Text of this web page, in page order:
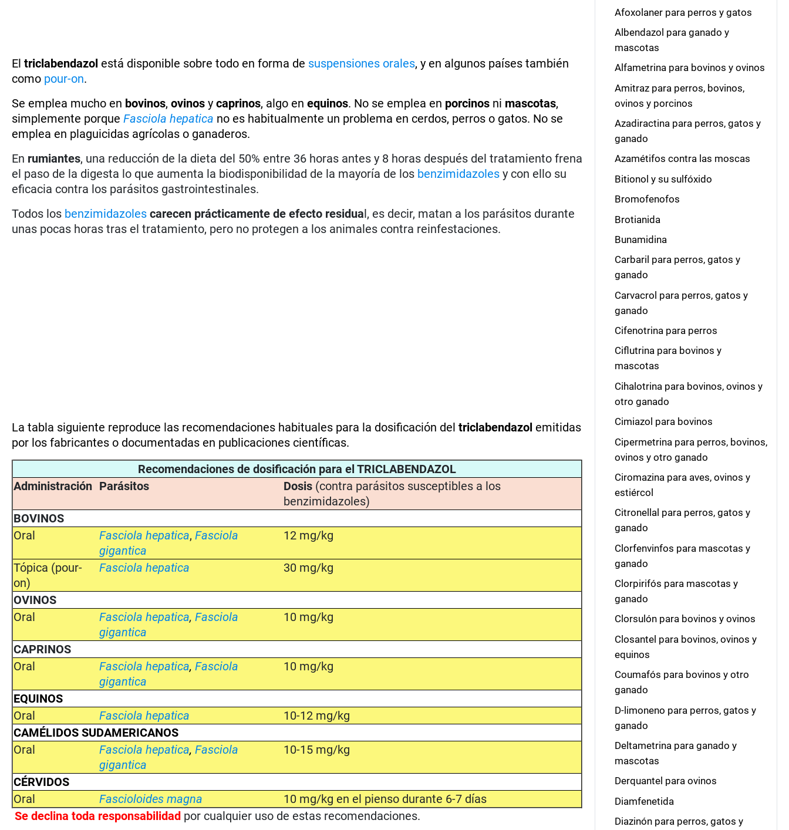
Eltriclabendazol está disponible sobre todo en forma de suspensiones orales, y en algunos países también
como pour-on.
Se emplea mucho en bovinos,ovinos ycaprinos, algo enequinos. No se emplea en porcinos ni mascotas,
simplemente porqueFasciola hepatica no es habitualmente un problema en cerdos, perros o gatos. No se
emplea en plaguicidas agrícolas o ganaderos.
En rumiantes, una reducción de la dieta del 50% entre 36 horas antes y 8 horas después del tratamiento frena
el paso de la digesta lo que aumenta la biodisponibilidad de la mayoría de los benzimidazoles y con ello su
eficacia contra los parásitos gastrointestinales.
Todos los benzimidazoles carecen prácticamente de efecto residual, es decir, matan a los parásitos durante
unas pocas horas tras el tratamiento, pero no protegen a los animales contra reinfestaciones.
La tabla siguiente reproduce las recomendaciones habituales para la dosificación deltriclabendazol emitidas
por los fabricantes o documentadas en publicaciones científicas.
Recomendaciones de dosificación para el TRICLABENDAZOL
Administración Parásitos Dosis (contra parásitos susceptibles a los
benzimidazoles)
BOVINOS
Oral
Fasciola hepatica,Fasciola
gigantica
12 mg/kg
Tópica (pour-
on)
Fasciola hepatica 30 mg/kg
OVINOS
Oral
Fasciola hepatica,Fasciola
gigantica
10 mg/kg
CAPRINOS
Oral
Fasciola hepatica,Fasciola
gigantica
10 mg/kg
EQUINOS
Oral
Fasciola hepatica
10-12 mg/kg
CAMÉLIDOS SUDAMERICANOS
Oral
Fasciola hepatica,Fasciola
gigantica
10-15 mg/kg
CÉRVIDOS
Oral
Fascioloides magna
10 mg/kg en el pienso durante 6-7 días
Se declina toda responsabilidad por cualquier uso de estas recomendaciones.
Afoxolaner para perros y gatos
Albendazol para ganado y
mascotas
Alfametrina para bovinos y ovinos
Amitraz para perros, bovinos,
ovinos y porcinos
Azadiractina para perros, gatos y
ganado
Azamétifos contra las moscas
Bitionol y su sulfóxido
Bromofenofos
Brotianida
Bunamidina
Carbaril para perros, gatos y
ganado
Carvacrol para perros, gatos y
ganado
Cifenotrina para perros
Ciflutrina para bovinos y
mascotas
Cihalotrina para bovinos, ovinos y
otro ganado
Cimiazol para bovinos
Cipermetrina para perros, bovinos,
ovinos y otro ganado
Ciromazina para aves, ovinos y
estiércol
Citronellal para perros, gatos y
ganado
Clorfenvinfos para mascotas y
ganado
Clorpirifós para mascotas y
ganado
Clorsulón para bovinos y ovinos
Closantel para bovinos, ovinos y
equinos
Coumafós para bovinos y otro
ganado
D-limoneno para perros, gatos y
ganado
Deltametrina para ganado y
mascotas
Derquantel para ovinos
Diamfenetida
Diazinón para perros, gatos y